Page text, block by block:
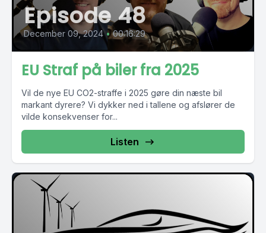
Episode 48
December 09, 2024 • 00:16:29
EU Straf på biler fra 2025
Vil de nye EU CO2-straffe i 2025 gøre din næste bil
markant dyrere? Vi dykker ned i tallene og afslører de
vilde konsekvenser for...
Listen